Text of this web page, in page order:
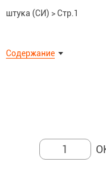
штука (СИ) >Стр.1
Содержание